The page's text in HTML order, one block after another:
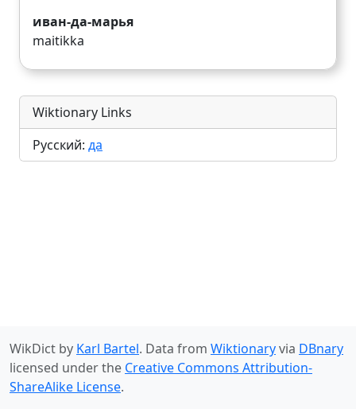
иван-да-марья
maitikka
Wiktionary Links
Русский: да
WikDict by Karl Bartel. Data from Wiktionaryvia DBnary
licensed under the Creative Commons Attribution-
ShareAlike License.